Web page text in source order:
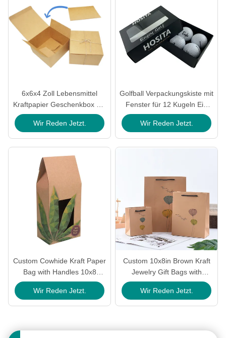
6x6x4 Zoll Lebensmittel
Kraftpapier Geschenkbox mit
350g recycelbarem Material
für Schokolade und Bäckerei
Wir Reden Jetzt.
Golfball Verpackungskiste mit
Fenster für 12 Kugeln Ein
Dutzend Kapazität und MOQ
500pcs
Wir Reden Jetzt.
Custom Cowhide Kraft Paper
Bag with Handles 10x8
Inches Recycled Material
Wir Reden Jetzt.
Custom 10x8in Brown Kraft
Jewelry Gift Bags with
Handle
Wir Reden Jetzt.
Steifkarton-Kästen, Klappgeschenk-Boxen, Klappmagnetgeschenk-Boxen
Magnetische, zusammenklappbare rechteckige Karton-Faltschachteln für Party-Weinverpackungen
Nachhaltige magnetische faltbare Geschenkbox aus schwarzem Papier, faltbare Box aus Karton, flach verpackt
Faltbare Abonnement-farbige Wellpapp-Versandkartons für Make-up 6x4x3